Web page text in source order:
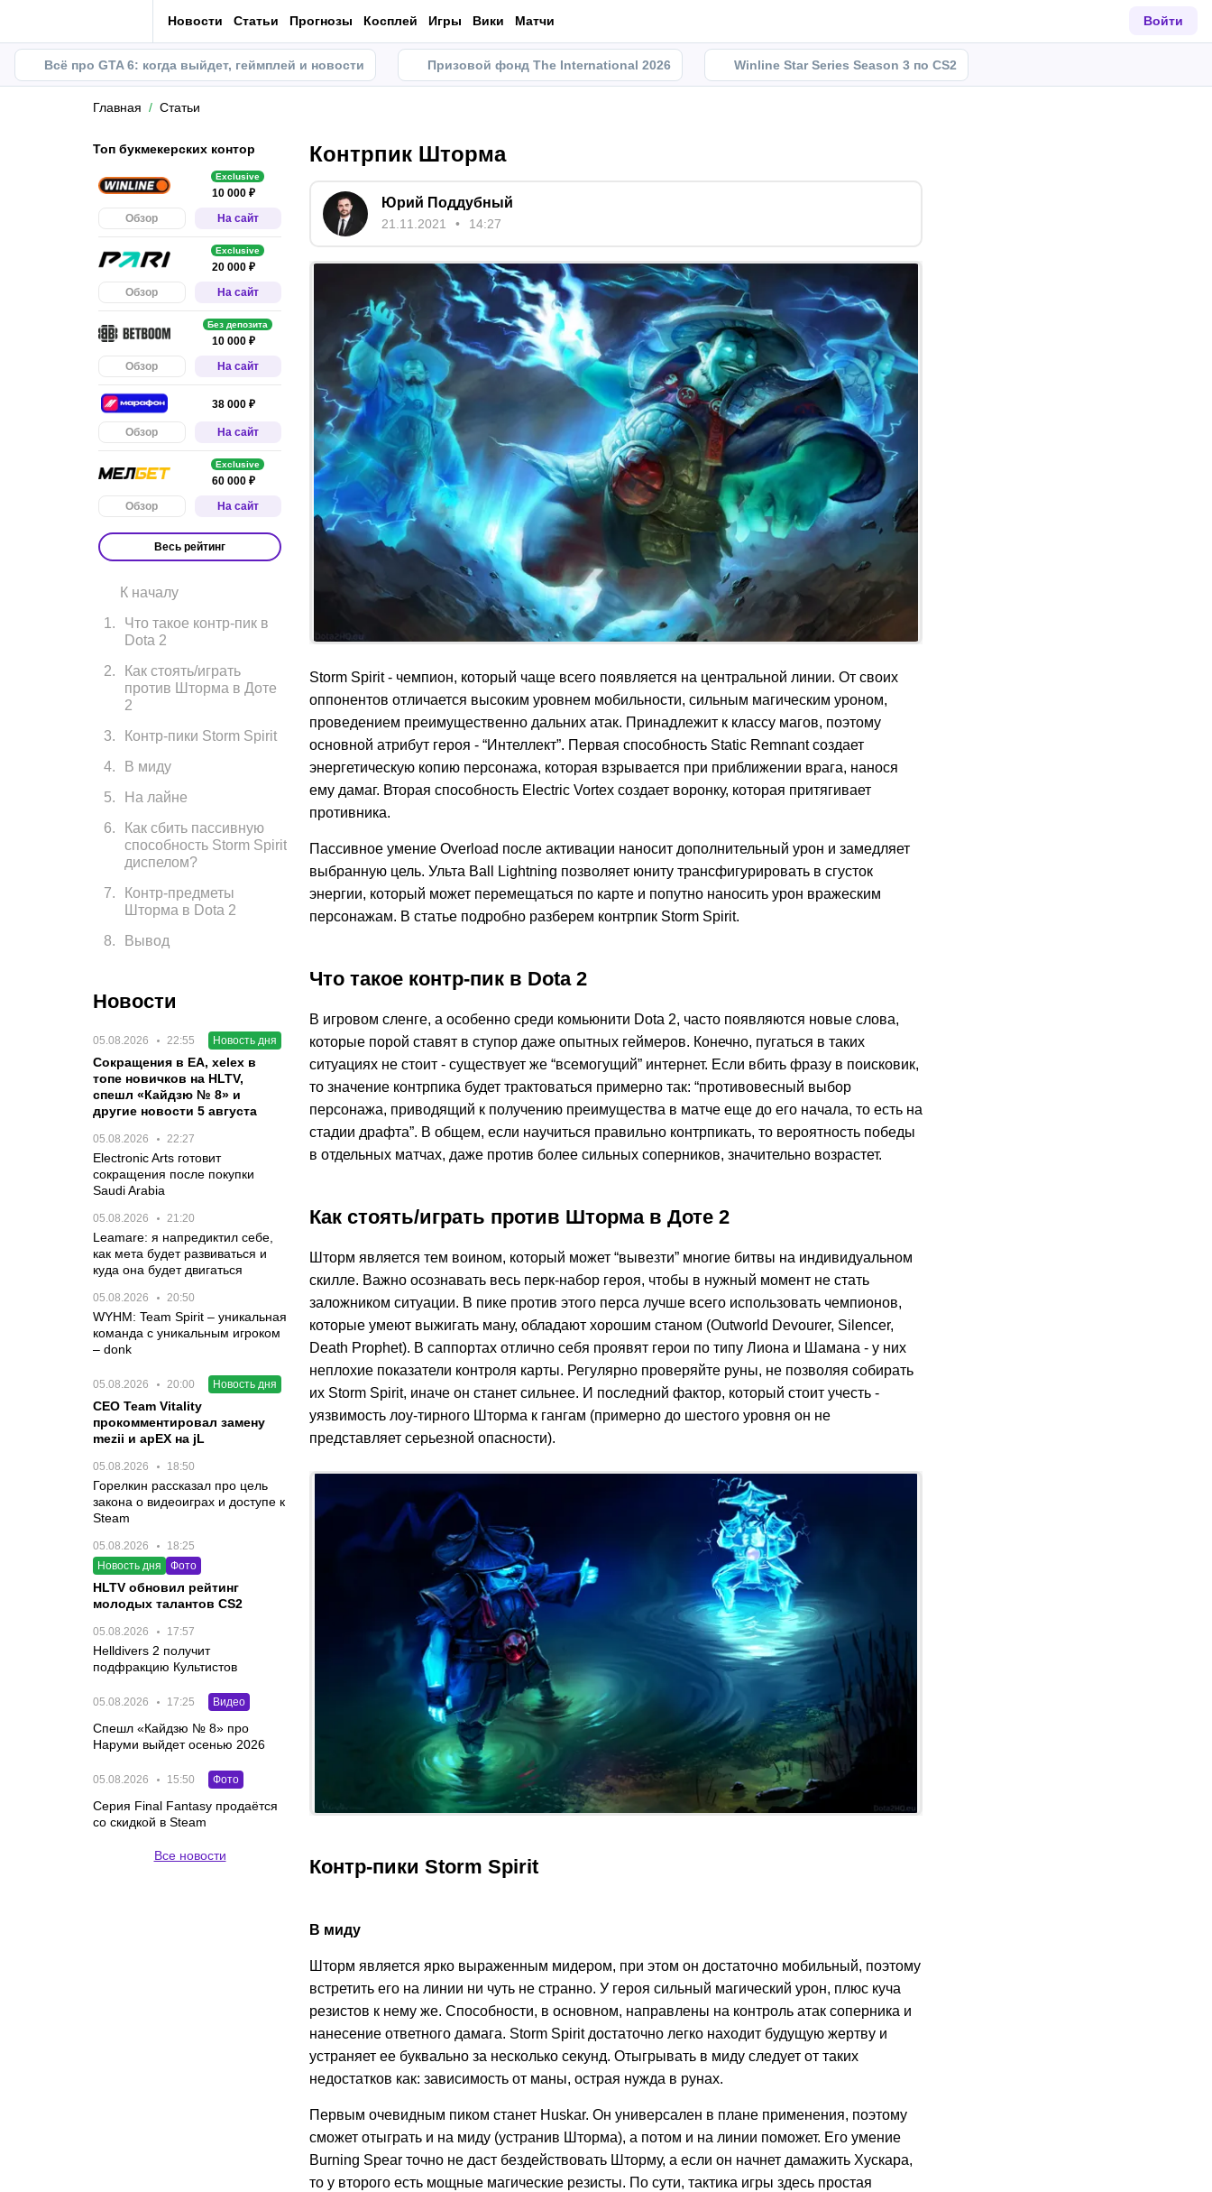
Новости Статьи Прогнозы Косплей Игры Вики Матчи Войти
Всё про GTA 6: когда выйдет, геймплей и новости Призовой фонд The International 2026 Winline Star Series Season 3 по CS2
Главная Статьи
Контрпик Шторма
Юрий Поддубный
21.11.2021 14:27
Storm Spirit - чемпион, который чаще всего появляется на центральной линии. От своих
оппонентов отличается высоким уровнем мобильности, сильным магическим уроном,
проведением преимущественно дальних атак. Принадлежит к классу магов, поэтому
основной атрибут героя - “Интеллект”. Первая способность Static Remnant создает
энергетическую копию персонажа, которая взрывается при приближении врага, нанося
ему дамаг. Вторая способность Electric Vortex создает воронку, которая притягивает
противника.
Пассивное умение Overload после активации наносит дополнительный урон и замедляет
выбранную цель. Ульта Ball Lightning позволяет юниту трансфигурировать в сгусток
энергии, который может перемещаться по карте и попутно наносить урон вражеским
персонажам. В статье подробно разберем контрпик Storm Spirit.
Что такое контр-пик в Dota 2
В игровом сленге, а особенно среди комьюнити Dota 2, часто появляются новые слова,
которые порой ставят в ступор даже опытных геймеров. Конечно, пугаться в таких
ситуациях не стоит - существует же “всемогущий” интернет. Если вбить фразу в поисковик,
то значение контрпика будет трактоваться примерно так: “противовесный выбор
персонажа, приводящий к получению преимущества в матче еще до его начала, то есть на
стадии драфта”. В общем, если научиться правильно контрпикать, то вероятность победы
в отдельных матчах, даже против более сильных соперников, значительно возрастет.
Как стоять/играть против Шторма в Доте 2
Шторм является тем воином, который может “вывезти” многие битвы на индивидуальном
скилле. Важно осознавать весь перк-набор героя, чтобы в нужный момент не стать
заложником ситуации. В пике против этого перса лучше всего использовать чемпионов,
которые умеют выжигать ману, обладают хорошим станом (Outworld Devourer, Silencer,
Death Prophet). В саппортах отлично себя проявят герои по типу Лиона и Шамана - у них
неплохие показатели контроля карты. Регулярно проверяйте руны, не позволяя собирать
их Storm Spirit, иначе он станет сильнее. И последний фактор, который стоит учесть -
уязвимость лоу-тирного Шторма к гангам (примерно до шестого уровня он не
представляет серьезной опасности).
Контр-пики Storm Spirit
В миду
Шторм является ярко выраженным мидером, при этом он достаточно мобильный, поэтому
встретить его на линии ни чуть не странно. У героя сильный магический урон, плюс куча
резистов к нему же. Способности, в основном, направлены на контроль атак соперника и
нанесение ответного дамага. Storm Spirit достаточно легко находит будущую жертву и
устраняет ее буквально за несколько секунд. Отыгрывать в миду следует от таких
недостатков как: зависимость от маны, острая нужда в рунах.
Первым очевидным пиком станет Huskar. Он универсален в плане применения, поэтому
сможет отыграть и на миду (устранив Шторма), а потом и на линии поможет. Его умение
Burning Spear точно не даст бездействовать Шторму, а если он начнет дамажить Хускара,
то у второго есть мощные магические резисты. По сути, тактика игры здесь простая
Топ букмекерских контор
Exclusive
10 000 ₽
Обзор
На сайт
Exclusive
20 000 ₽
Обзор
На сайт
Без депозита
10 000 ₽
Обзор
На сайт
38 000 ₽
Обзор На сайт
Exclusive
60 000 ₽
Обзор
На сайт
Весь рейтинг
К началу
1 .
Что такое контр-пик в
Dota 2
2.
Как стоять/играть
против Шторма в Доте
2
3.
Контр-пики Storm Spirit
4.
В миду
5.
На лайне
6.
Как сбить пассивную
способность Storm Spirit
диспелом?
7.
Контр-предметы
Шторма в Dota 2
8. Вывод
Новости
05.08.2026 22:55 Новость дня
Сокращения в EA, xelex в
топе новичков на HLTV,
спешл «Кайдзю № 8» и
другие новости 5 августа
05.08.2026 22:27
Electronic Arts готовит
сокращения после покупки
Saudi Arabia
05.08.2026 21:20
Leamare: я напредиктил себе,
как мета будет развиваться и
куда она будет двигаться
05.08.2026 20:50
WYHM: Team Spirit – уникальная
команда с уникальным игроком
– donk
05.08.2026 20:00 Новость дня
CEO Team Vitality
прокомментировал замену
mezii и apEX на jL
05.08.2026 18:50
Горелкин рассказал про цель
закона о видеоиграх и доступе к
Steam
05.08.2026
18:25
Новость дня
Фото
HLTV обновил рейтинг
молодых талантов CS2
05.08.2026 17:57
Helldivers 2 получит
подфракцию Культистов
05.08.2026 17:25 Видео
Спешл «Кайдзю № 8» про
Наруми выйдет осенью 2026
05.08.2026 15:50 Фото
Серия Final Fantasy продаётся
со скидкой в Steam
Все новости